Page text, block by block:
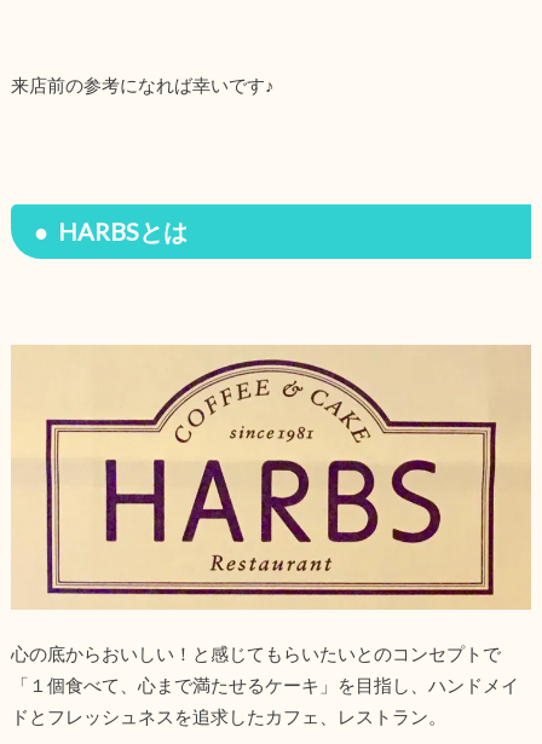
来店前の参考になれば幸いです♪
HARBSとは
心の底からおいしい！と感じてもらいたいとのコンセプトで
「１個食べて、心まで満たせるケーキ」を目指し、ハンドメイ
ドとフレッシュネスを追求したカフェ、レストラン。